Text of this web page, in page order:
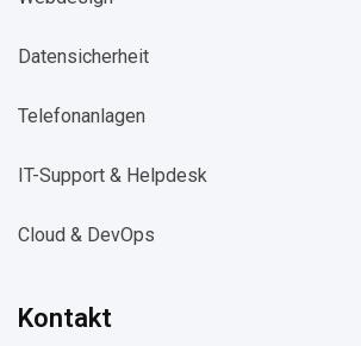
Datensicherheit​
Telefonanlagen​
IT-Support & Helpdesk​
Cloud & DevOps​
Kontakt